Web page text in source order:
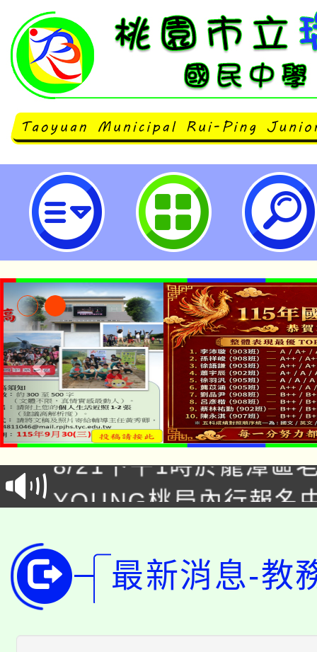
［國語文競賽］七八年級國語文演
立瑞坪國民中學
「本色祭」8/29、30在
場熱烈登場!
8/21下午1時於龍潭區
徵才活動。
YOUNG桃局內行報名
開!
115年桃園市運動會8/
田徑場及游泳池舉行。
桃園市低收入戶享有免
視費優惠，中低收入戶
大園自造教育及科技中
最新消息-教